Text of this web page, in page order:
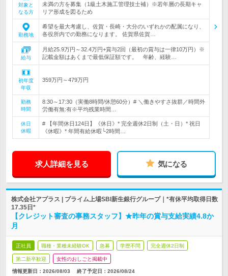
対象と
なる方
未満の方を募集（1級土木施工管理技士補）※若年層の長期キャ
リア形成を図るため
勤務地
希望を最大考慮し、佐賀・長崎・大分のいずれかの配属になり、
各役所内での勤務になります。 佐賀県佐賀…
給与
月給25.9万円～32.4万円+賞与2回（最初の賞与は一律10万円）※
記載金額はあくまで最低保証額です。 年齢、経験…
初年度
年収
359万円～479万円
勤務
時間
8:30～17:30（実働8時間/休憩60分）# ＼働きやすさ抜群／時間外
労働有無:有※平均残業時間…
休日
休暇
# 【年間休日124日】《休日》* 完全週休2日制（土・日）* 祝日
《休暇》* 年間有給休暇└2時間…
求人詳細を見る 気になる
株式会社アプラス | プライム上場SBI新生銀行グループ｜*有休平均取得日数
17.35日*
【クレジット審査の事務スタッフ】★昨年の賞与支給実績4.8か
月
正社員 職種・業種未経験OK 急募 学歴不問 完全週休2日制
第二新卒歓迎 女性のおしごと掲載中
情報更新日：2026/08/03 終了予定日： 2026/08/24